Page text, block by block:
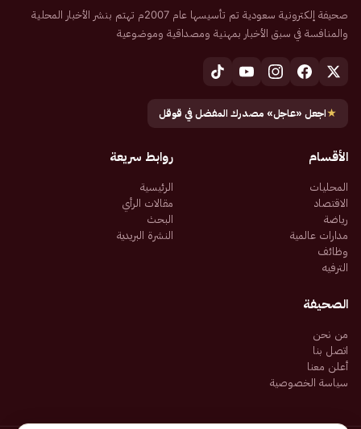
صحيفة إلكترونية سعودية تم تأسيسها عام 2007م تهتم بنشر الأخبار المحلية
والمنافسة في سبق الأخبار بمهنية ومصداقية وموضوعية
★اجعل «عاجل» مصدرك المفضل في قوقل
الأقسام
المحليات
الاقتصاد
رياضة
مدارات عالمية
وظائف
الترفيه
روابط سريعة
الرئيسية
مقالات الرأي
البحث
النشرة البريدية
الصحيفة
من نحن
اتصل بنا
أعلن معنا
سياسة الخصوصية